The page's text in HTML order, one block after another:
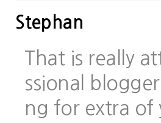
Stephan
That is really
ssional
ng for extra of